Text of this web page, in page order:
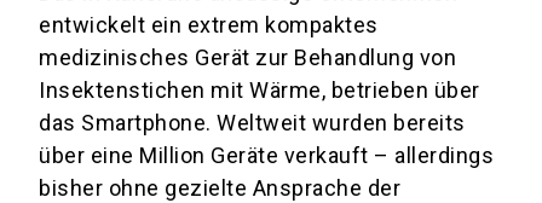
entwickelt ein extrem kompaktes
medizinisches Gerät zur Behandlung von
Insektenstichen mit Wärme, betrieben über
das Smartphone. Weltweit wurden bereits
über eine Million Geräte verkauft – allerdings
bisher ohne gezielte Ansprache der